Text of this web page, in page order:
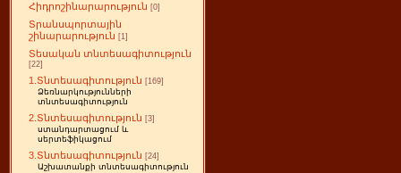
Հիդրոշինարարություն [0]
Տրանսպորտային
շինարարություն [1]
Տեսական տնտեսագիտություն
[22]
1.Տնտեսագիտություն [169]
Ձեռնարկությունների
տնտեսագիտություն
2.Տնտեսագիտություն [3]
ստանդարտացում և
սերտեֆիկացում
3.Տնտեսագիտություն [24]
Աշխատանքի տնտեսագիտություն